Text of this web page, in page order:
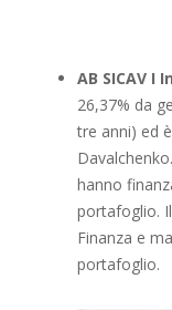
AB SICAV I
26,37% da
tre anni) ed
hanno
portafoglio.
Finanza e
portafoglio.